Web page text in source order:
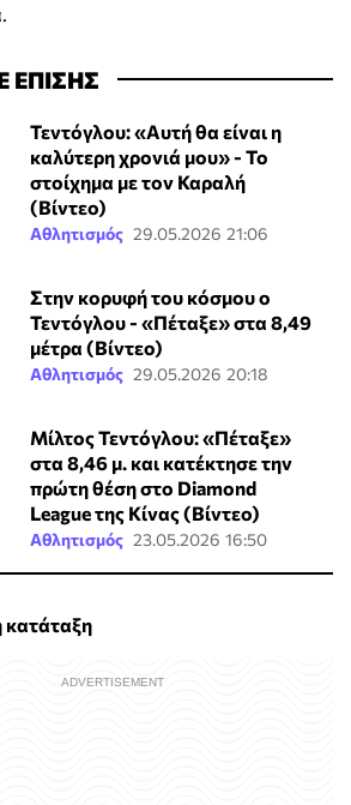
ΕΠΙΣΗΣ
Τεντόγλου: «Αυτή θα είναι η
καλύτερη χρονιά μου» - Το
στοίχημα με τον Καραλή
(Βίντεο)
Αθλητισμός 29.05.2026 21:06
Στην κορυφή του κόσμου ο
Τεντόγλου - «Πέταξε» στα 8,49
μέτρα (Βίντεο)
Αθλητισμός 29.05.2026 20:18
Μίλτος Τεντόγλου: «Πέταξε»
στα 8,46 μ. και κατέκτησε την
πρώτη θέση στο Diamond
League της Κίνας (Βίντεο)
Αθλητισμός 23.05.2026 16:50
κατάταξη